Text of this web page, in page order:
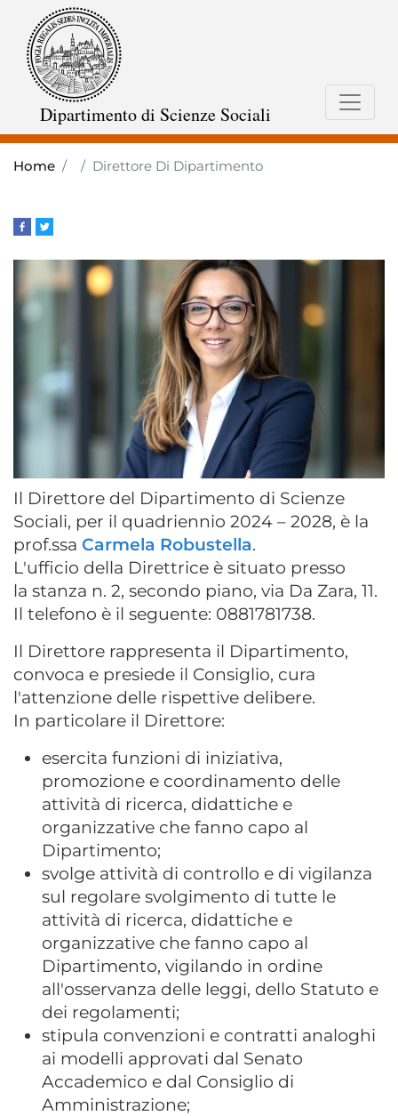
Dipartimento di Scienze Sociali
Home Direttore Di Dipartimento
Il Direttore del Dipartimento di Scienze
Sociali, per il quadriennio 2024 – 2028, è la
prof.ssa Carmela Robustella.
L'ufficio della Direttrice è situato presso
la stanza n. 2, secondo piano, via Da Zara, 11.
Il telefono è il seguente: 0881781738.
Il Direttore rappresenta il Dipartimento,
convoca e presiede il Consiglio, cura
l'attenzione delle rispettive delibere.
In particolare il Direttore:
esercita funzioni di iniziativa,
promozione e coordinamento delle
attività di ricerca, didattiche e
organizzative che fanno capo al
Dipartimento;
svolge attività di controllo e di vigilanza
sul regolare svolgimento di tutte le
attività di ricerca, didattiche e
organizzative che fanno capo al
Dipartimento, vigilando in ordine
all'osservanza delle leggi, dello Statuto e
dei regolamenti;
stipula convenzioni e contratti analoghi
ai modelli approvati dal Senato
Accademico e dal Consiglio di
Amministrazione;